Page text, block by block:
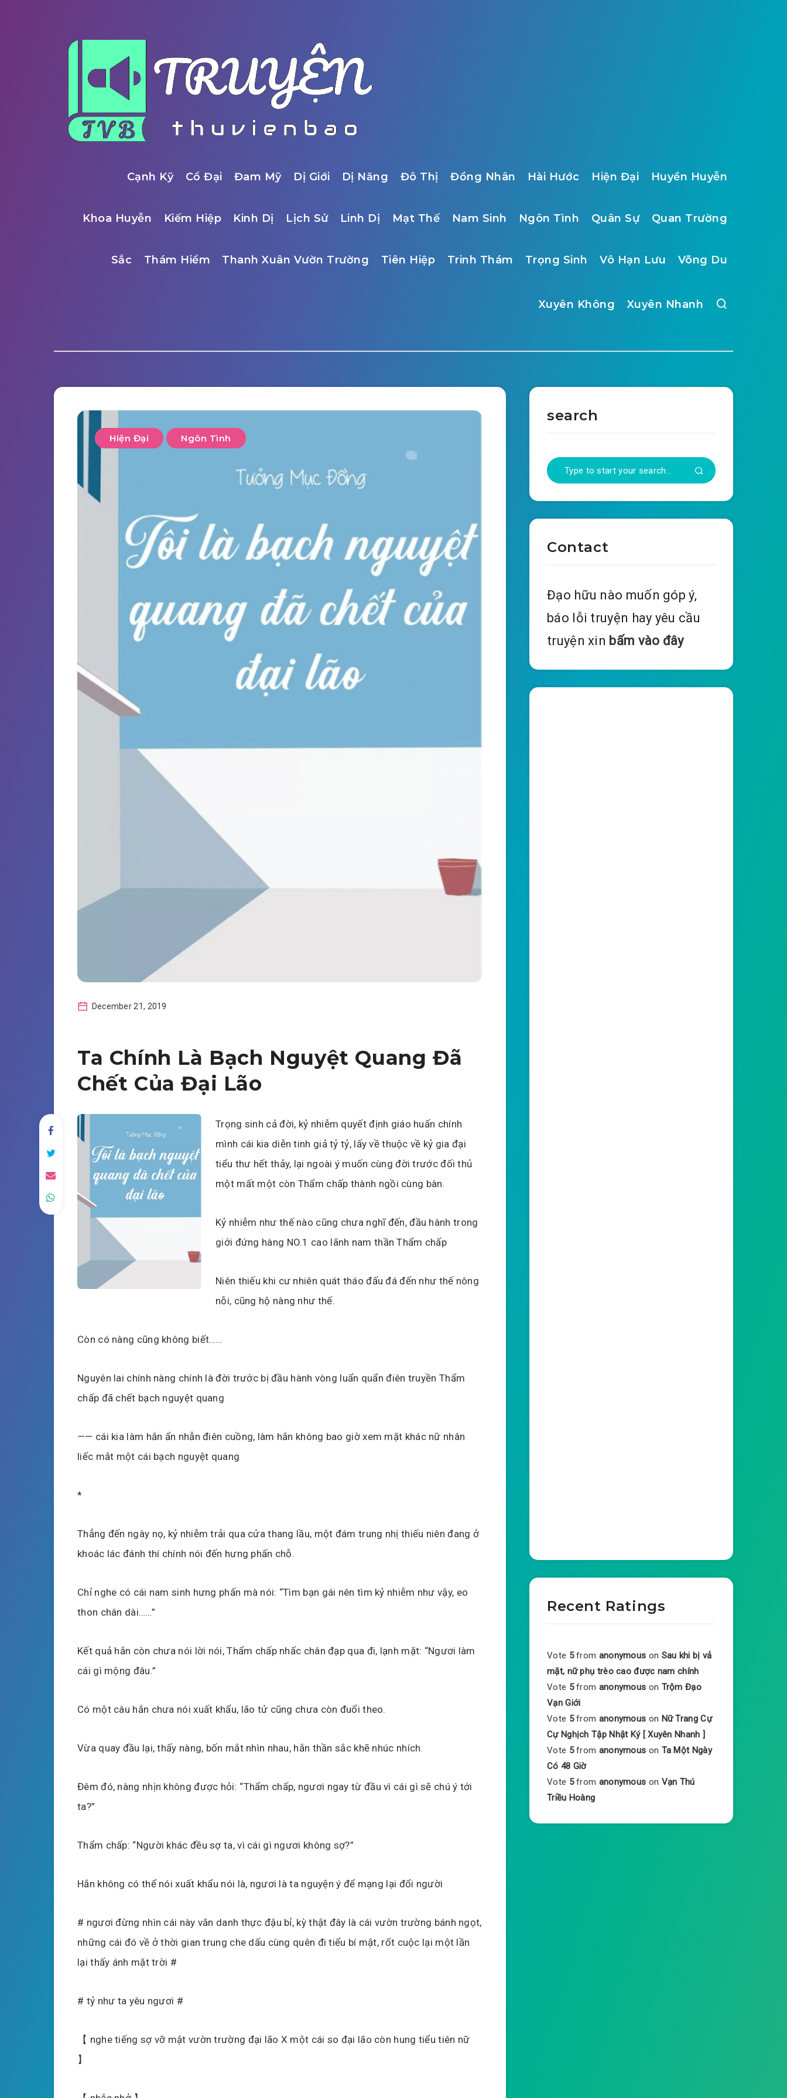
Cạnh Kỹ Cổ Đại Đam Mỹ Dị Giới Dị Năng Đô Thị Đồng Nhân Hài Hước Hiện Đại Huyền Huyễn
Khoa Huyễn Kiếm Hiệp Kinh Dị Lịch Sử Linh Dị Mạt Thế Nam Sinh Ngôn Tình Quân Sự Quan Trường
Sắc Thám Hiểm Thanh Xuân Vườn Trường Tiên Hiệp Trinh Thám Trọng Sinh Vô Hạn Lưu Võng Du
Xuyên Không Xuyên Nhanh
Hiện Đại Ngôn Tình
December 21, 2019
Ta Chính Là Bạch Nguyệt Quang Đã
Chết Của Đại Lão
Trọng sinh cả đời, kỷ nhiễm quyết định giáo huấn chính
mình cái kia diễn tinh giả tỷ tỷ, lấy về thuộc về kỷ gia đại
tiểu thư hết thảy, lại ngoài ý muốn cùng đời trước đối thủ
một mất một còn Thẩm chấp thành ngồi cùng bàn.
Kỷ nhiễm như thế nào cũng chưa nghĩ đến, đầu hành trong
giới đứng hàng NO.1 cao lãnh nam thần Thẩm chấp
Niên thiếu khi cư nhiên quát tháo đấu đá đến như thế nông
nỗi, cũng hộ nàng như thế.
Còn có nàng cũng không biết……
Nguyên lai chính nàng chính là đời trước bị đầu hành vòng luẩn quẩn điên truyền Thẩm
chấp đã chết bạch nguyệt quang
—— cái kia làm hắn ẩn nhẫn điên cuồng, làm hắn không bao giờ xem mặt khác nữ nhân
liếc mắt một cái bạch nguyệt quang
*
Thẳng đến ngày nọ, kỷ nhiễm trải qua cửa thang lầu, một đám trung nhị thiếu niên đang ở
khoác lác đánh thí chính nói đến hưng phấn chỗ.
Chỉ nghe có cái nam sinh hưng phấn mà nói: “Tìm bạn gái nên tìm kỷ nhiễm như vậy, eo
thon chân dài……”
Kết quả hắn còn chưa nói lời nói, Thẩm chấp nhấc chân đạp qua đi, lạnh mặt: “Ngươi làm
cái gì mộng đâu.”
Có một câu hắn chưa nói xuất khẩu, lão tử cũng chưa còn đuổi theo.
Vừa quay đầu lại, thấy nàng, bốn mắt nhìn nhau, hắn thần sắc khẽ nhúc nhích.
Đêm đó, nàng nhịn không được hỏi: “Thẩm chấp, ngươi ngay từ đầu vì cái gì sẽ chú ý tới
ta?”
Thẩm chấp: “Người khác đều sợ ta, vì cái gì ngươi không sợ?”
Hắn không có thể nói xuất khẩu nói là, ngươi là ta nguyện ý để mạng lại đổi người
# ngươi đừng nhìn cái này văn danh thực đậu bỉ, kỳ thật đây là cái vườn trường bánh ngọt,
những cái đó về ở thời gian trung che dấu cùng quên đi tiểu bí mật, rốt cuộc lại một lần
lại thấy ánh mặt trời #
# tỷ như ta yêu ngươi #
【 nghe tiếng sợ vỡ mật vườn trường đại lão X một cái so đại lão còn hung tiểu tiên nữ
】
search
Contact
Đạo hữu nào muốn góp ý,
báo lỗi truyện hay yêu cầu
truyện xin bấm vào đây
Recent Ratings
Vote 5 from anonymous on Sau khi bị vả
mặt, nữ phụ trèo cao được nam chính
Vote 5 from anonymous on Trộm Đạo
Vạn Giới
Vote 5 from anonymous on Nữ Trang Cự
Cự Nghịch Tập Nhật Ký [ Xuyên Nhanh ]
Vote 5 from anonymous on Ta Một Ngày
Có 48 Giờ
Vote 5 from anonymous on Vạn Thú
Triều Hoàng